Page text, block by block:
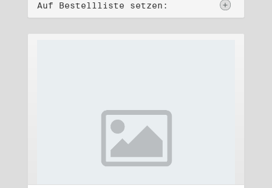
Auf Bestellliste setzen: